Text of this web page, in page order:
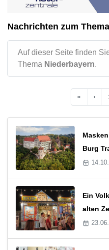
Nachrichten zum
Auf dieser Seite finden
Thema Niederbayern.
« ‹
Burg
Ein
alten